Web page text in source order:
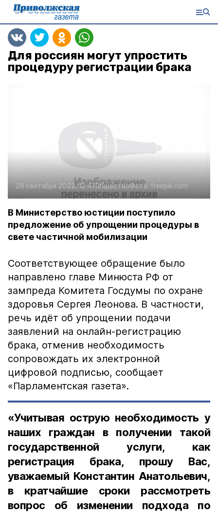
Для россиян могут упростить
процедуру регистрации брака
28 сентября 2022, 12:47ОбществоФото: freepik.com
В Министерство юстиции поступило
предложение об упрощении процедуры в
свете частичной мобилизации
Соответствующее обращение было
направлено главе Минюста РФ от
зампреда Комитета Госдумы по охране
здоровья Сергея Леонова. В частности,
речь идёт об упрощении подачи
заявлений на онлайн-регистрацию
брака, отменив необходимость
сопровождать их электронной
цифровой подписью, сообщает
«Парламентская газета».
«Учитывая острую необходимость у
наших граждан в получении такой
государственной услуги, как
регистрация брака, прошу Вас,
уважаемый Константин Анатольевич,
в кратчайшие сроки рассмотреть
вопрос об изменении подхода по